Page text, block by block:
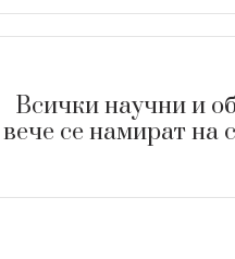
Всички научни и
вече се намират на